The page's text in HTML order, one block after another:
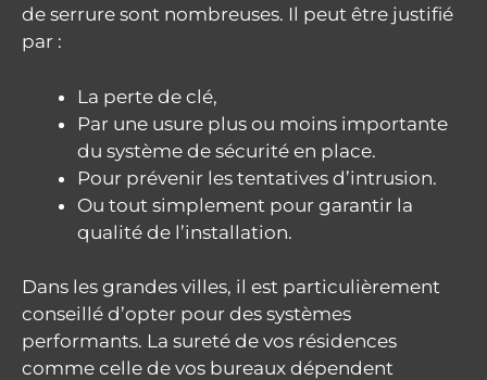
de serrure sont nombreuses. Il peut être justifié
par :
La perte de clé,
Par une usure plus ou moins importante
du système de sécurité en place.
Pour prévenir les tentatives d’intrusion.
Ou tout simplement pour garantir la
qualité de l’installation.
Dans les grandes villes, il est particulièrement
conseillé d’opter pour des systèmes
performants. La sureté de vos résidences
comme celle de vos bureaux dépendent